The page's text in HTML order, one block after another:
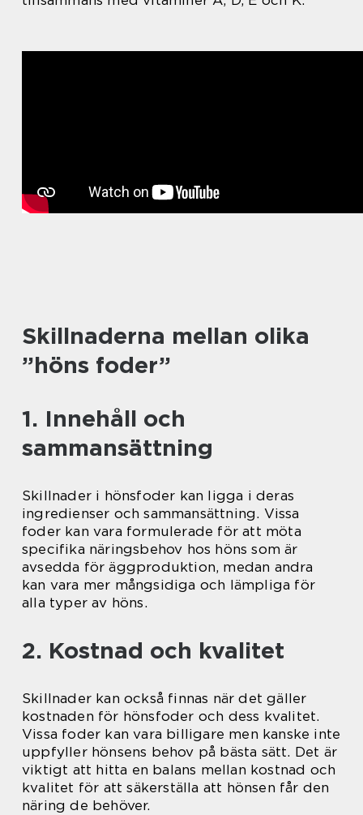
Skillnaderna mellan olika
”höns foder”
1. Innehåll och
sammansättning
Skillnader i hönsfoder kan ligga i deras
ingredienser och sammansättning. Vissa
foder kan vara formulerade för att möta
specifika näringsbehov hos höns som är
avsedda för äggproduktion, medan andra
kan vara mer mångsidiga och lämpliga för
alla typer av höns.
2. Kostnad och kvalitet
Skillnader kan också finnas när det gäller
kostnaden för hönsfoder och dess kvalitet.
Vissa foder kan vara billigare men kanske inte
uppfyller hönsens behov på bästa sätt. Det är
viktigt att hitta en balans mellan kostnad och
kvalitet för att säkerställa att hönsen får den
näring de behöver.